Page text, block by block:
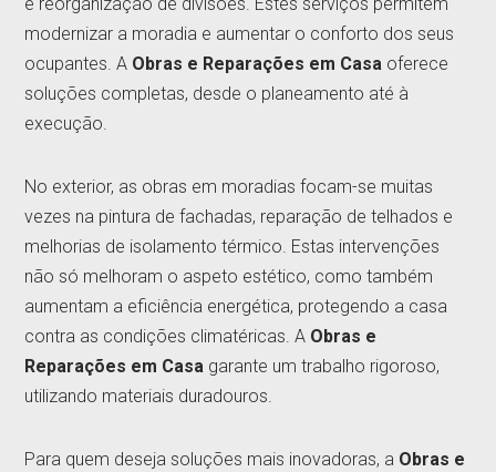
modernizar a moradia e aumentar o conforto dos seus
ocupantes. A Obras e Reparações em Casa oferece
soluções completas, desde o planeamento até à
execução.
No exterior, as obras em moradias focam-se muitas
vezes na pintura de fachadas, reparação de telhados e
melhorias de isolamento térmico. Estas intervenções
não só melhoram o aspeto estético, como também
aumentam a eficiência energética, protegendo a casa
contra as condições climatéricas. A Obras e
Reparações em Casa garante um trabalho rigoroso,
utilizando materiais duradouros.
Para quem deseja soluções mais inovadoras, a Obras e